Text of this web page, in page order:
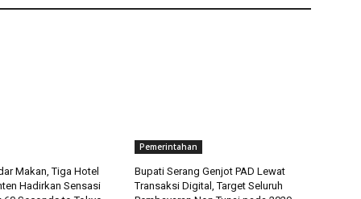
Makan, Tiga Hotel
Hadirkan Sensasi
Pemerintahan
Bupati Serang Genjot PAD Lewat
Transaksi Digital, Target Seluruh